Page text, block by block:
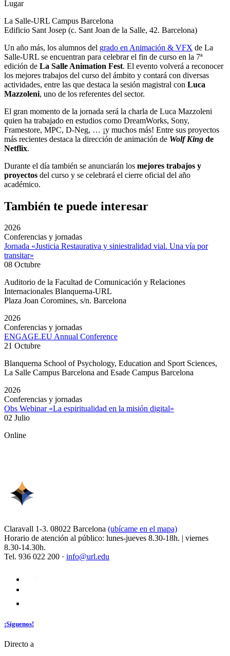
Lugar
La Salle-URL Campus Barcelona
Edificio Sant Josep (c. Sant Joan de la Salle, 42. Barcelona)
Un año más, los alumnos del grado en Animación & VFX de La
Salle-URL se encuentran para celebrar el fin de curso en la 7ª
edición de La Salle Animation Fest. El evento volverá a reconocer
los mejores trabajos del curso del ámbito y contará con diversas
actividades, entre las que destaca la sesión magistral con Luca
Mazzoleni, uno de los referentes del sector.
El gran momento de la jornada será la charla de Luca Mazzoleni
quien ha trabajado en estudios como DreamWorks, Sony,
Framestore, MPC, D-Neg, … ¡y muchos más! Entre sus proyectos
más recientes destaca la dirección de animación de Wolf King de
Netflix.
Durante el día también se anunciarán los mejores trabajos y
proyectos del curso y se celebrará el cierre oficial del año
académico.
También te puede interesar
2026
Conferencias y jornadas
Jornada «Justicia Restaurativa y siniestralidad vial. Una vía por
transitar»
08 Octubre
Auditorio de la Facultad de Comunicación y Relaciones
Internacionales Blanquerna-URL
Plaza Joan Coromines, s/n. Barcelona
2026
Conferencias y jornadas
ENGAGE.EU Annual Conference
21 Octubre
Blanquerna School of Psychology, Education and Sport Sciences,
La Salle Campus Barcelona and Esade Campus Barcelona
2026
Conferencias y jornadas
Obs Webinar «La espiritualidad en la misión digital»
02 Julio
Online
Claravall 1-3. 08022 Barcelona (ubícame en el mapa)
Horario de atención al público: lunes-jueves 8.30-18h. | viernes
8.30-14.30h.
Tel. 936 022 200 · info@url.edu
¡Síguenos!
Directo a